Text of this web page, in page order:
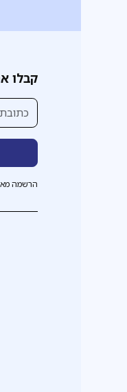
קבלו
הרשמה